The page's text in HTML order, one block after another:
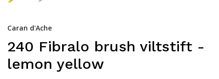
Caran d'Ache
240 Fibralo brush viltstift -
lemon yellow